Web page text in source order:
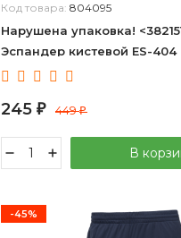
Код товара: 804095
Нарушена упаковка!
Эспандер кистевой ES-404
диаметр 8,8 см, 15 кг,
245 ₽ 449₽
В
-45%